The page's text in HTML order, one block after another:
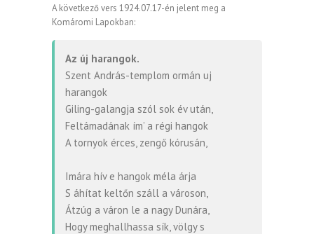
A következő vers 1924.07.17-én jelent meg a
Komáromi Lapokban:
Az új harangok.
Szent András-templom ormán uj
harangok
Giling-galangja szól sok év után,
Feltámadának ím’ a régi hangok
A tornyok érces, zengő kórusán,
Imára hív e hangok méla árja
S áhítat keltőn száll a városon,
Átzúg a váron le a nagy Dunára,
Hogy meghallhassa sík, völgy s